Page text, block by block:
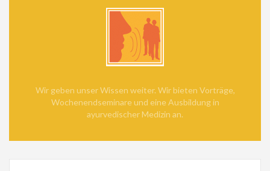
Wir geben unser Wissen weiter. Wir bieten Vorträge,
Wochenendseminare und eine Ausbildung in
ayurvedischer Medizin an.